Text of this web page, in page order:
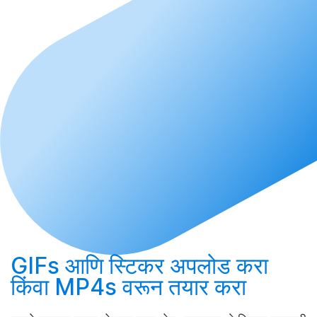
GIFs आणि स्टिकर अपलोड करा
किंवा MP4s वरूनतयार करा